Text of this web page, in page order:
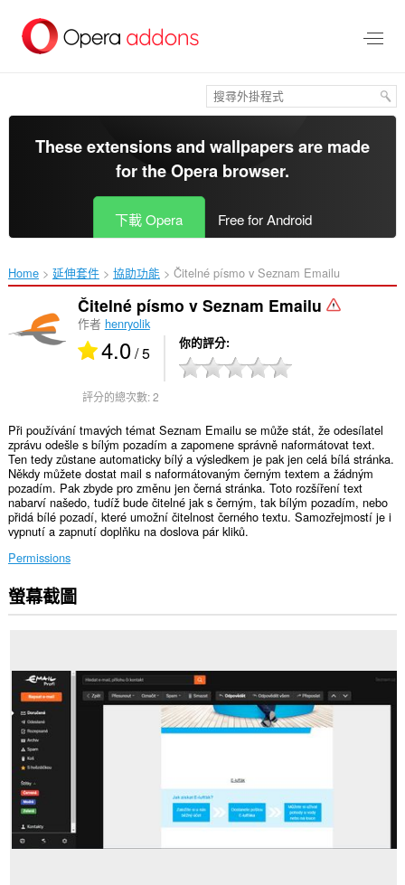
區
These extensions and wallpapers are made
for theOpera browser.
下載 Opera Free for Android
Home 延伸套件 協助功能 Čitelné písmo v Seznam Emailu‎
Čitelné písmo v Seznam Emailu
作者 henryolik
4.0/ 5 你的評分
評分的總次數:2
Při používání tmavých témat Seznam Emailu se může stát, že odesílatel
zprávu odešle s bílým pozadím a zapomene správně naformátovat text.
Ten tedy zůstane automaticky bílý a výsledkem je pak jen celá bílá stránka.
Někdy můžete dostat mail s naformátovaným černým textem a žádným
pozadím. Pak zbyde pro změnu jen černá stránka. Toto rozšíření text
nabarví našedo, tudíž bude čitelné jak s černým, tak bílým pozadím, nebo
přidá bílé pozadí, které umožní čitelnost černého textu. Samozřejmostí je i
vypnutí a zapnutí doplňku na doslova pár kliků.
Permissions
這
個
件
取
網
料。
螢幕截圖